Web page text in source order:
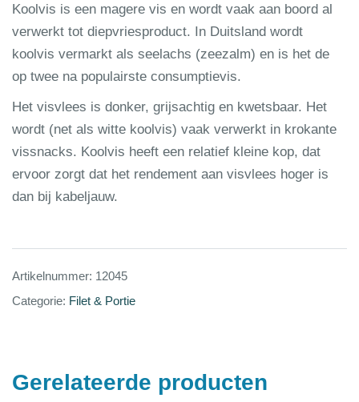
Koolvis is een magere vis en wordt vaak aan boord al
verwerkt tot diepvriesproduct. In Duitsland wordt
koolvis vermarkt als seelachs (zeezalm) en is het de
op twee na populairste consumptievis.
Het visvlees is donker, grijsachtig en kwetsbaar. Het
wordt (net als witte koolvis) vaak verwerkt in krokante
vissnacks. Koolvis heeft een relatief kleine kop, dat
ervoor zorgt dat het rendement aan visvlees hoger is
dan bij kabeljauw.
Artikelnummer: 12045
Categorie: Filet & Portie
Gerelateerde producten